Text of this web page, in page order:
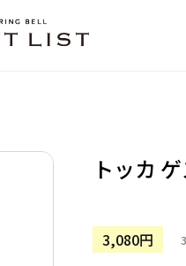
トッカ
3,080円